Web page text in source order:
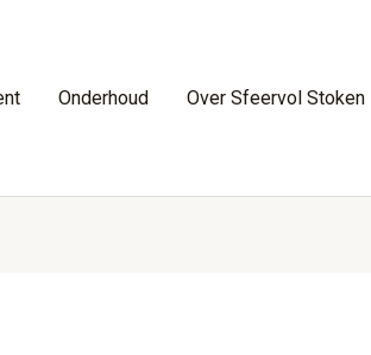
Onderhoud Over Sfeervol Stoken